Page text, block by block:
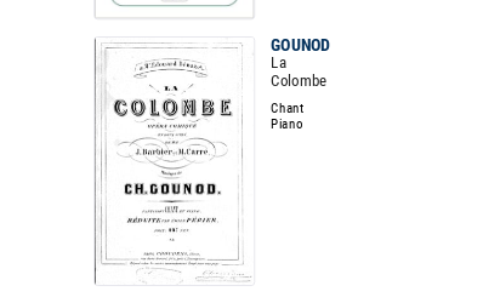
GOUNOD
La
Colombe
Chant
Piano